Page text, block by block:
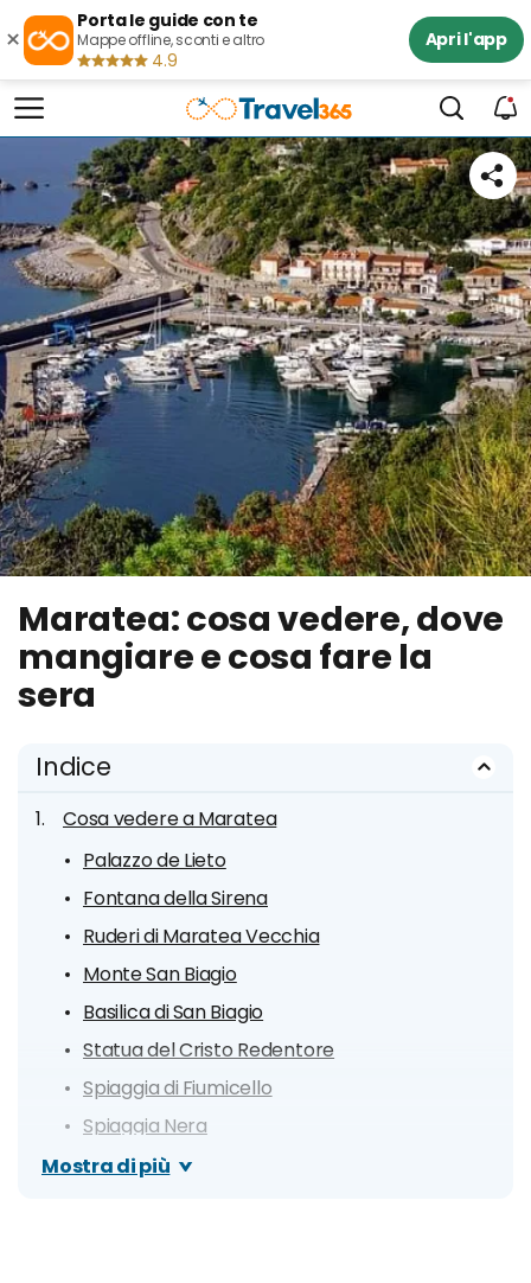
×
Porta le guide con te
Mappe offline, sconti e altro
4.9
Apri l'app
Maratea: cosa vedere, dove
mangiare e cosa fare la
sera
Indice
Cosa vedere a Maratea
Palazzo de Lieto
Fontana della Sirena
Ruderi di Maratea Vecchia
Monte San Biagio
Basilica di San Biagio
Statua del Cristo Redentore
Spiaggia di Fiumicello
Spiaggia Nera
Spiaggia di Santa Teresa
Mostra di più